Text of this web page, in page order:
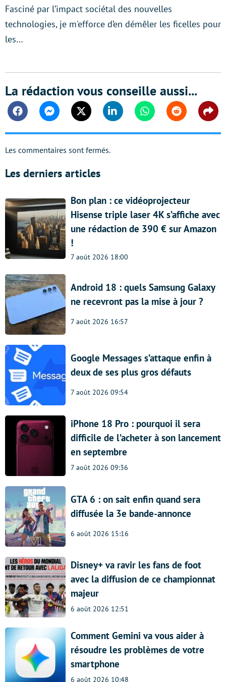
Fasciné par l’impact sociétal des nouvelles
technologies, je m'efforce d’en démêler les ficelles pour
les…
La rédaction vous conseille aussi...
FacebookMessengerTwitter Linkedin WhatsappReddit
Les commentaires sont fermés.
Les derniers articles
Bon plan : ce vidéoprojecteur
Hisense triple laser 4K s’affiche avec
une rédaction de 390 € sur Amazon
!
7 août 2026 18:00
Android 18 : quels Samsung Galaxy
ne recevront pas la mise à jour ?
7 août 2026 16:57
Google Messages s’attaque enfin à
deux de ses plus gros défauts
7 août 2026 09:54
iPhone 18 Pro : pourquoi il sera
difficile de l’acheter à son lancement
en septembre
7 août 2026 09:36
GTA 6 : on sait enfin quand sera
diffusée la 3e bande-annonce
6 août 2026 15:16
Disney+ va ravir les fans de foot
avec la diffusion de ce championnat
majeur
6 août 2026 12:51
Comment Gemini va vous aider à
résoudre les problèmes de votre
smartphone
6 août 2026 10:48